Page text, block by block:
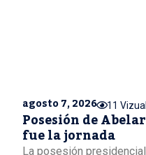
agosto 7, 2026 11
Posesión de
fue la jornada
La posesión